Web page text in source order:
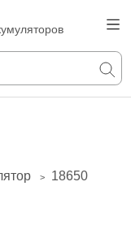
>
18650